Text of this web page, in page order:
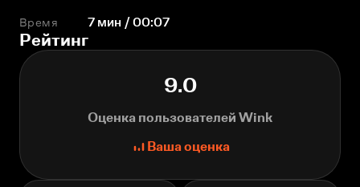
Время 7 мин / 00:07
Рейтинг
9.0
Оценка пользователей Wink
Ваша оценка